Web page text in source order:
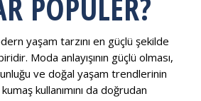
yaşam tarzını en güçlü şekilde
Moda anlayışının güçlü olması,
ve doğal yaşam trendlerinin
kullanımını da doğrudan